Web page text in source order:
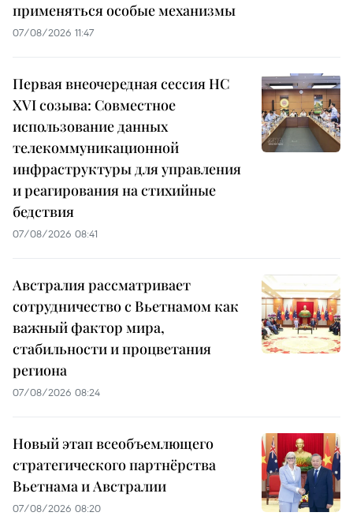
применяться особые механизмы
07/08/2026 11:47
Первая внеочередная сессия НС
XVI созыва: Совместное
использование данных
телекоммуникационной
инфраструктуры для управления
и реагирования на стихийные
бедствия
07/08/2026 08:41
Австралия рассматривает
сотрудничество с Вьетнамом как
важный фактор мира,
стабильности и процветания
региона
07/08/2026 08:24
Новый этап всеобъемлющего
стратегического партнёрства
Вьетнама и Австралии
07/08/2026 08:20